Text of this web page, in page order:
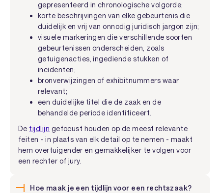
gepresenteerd in chronologische volgorde;
korte beschrijvingen van elke gebeurtenis die
duidelijk en vrij van onnodig juridisch jargon zijn;
visuele markeringen die verschillende soorten
gebeurtenissen onderscheiden, zoals
getuigenacties, ingediende stukken of
incidenten;
bronverwijzingen of exhibitnummers waar
relevant;
een duidelijke titel die de zaak en de
behandelde periode identificeert.
De tijdlijn gefocust houden op de meest relevante
feiten - in plaats van elk detail op te nemen - maakt
hem overtuigender en gemakkelijker te volgen voor
een rechter of jury.
Hoe maak je een tijdlijn voor een rechtszaak?